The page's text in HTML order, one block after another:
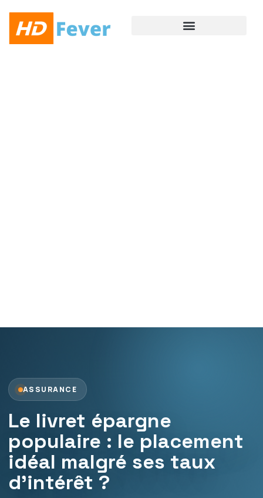
ASSURANCE
Le livret épargne
populaire : le placement
idéal malgré ses taux
d’intérêt ?